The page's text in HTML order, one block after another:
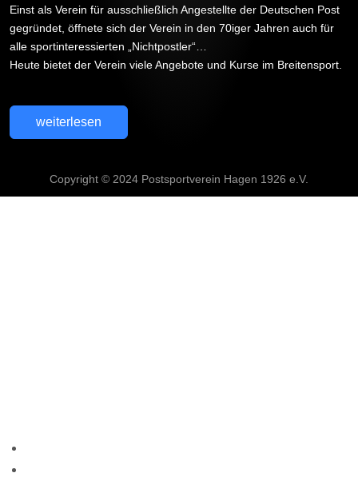
Einst als Verein für ausschließlich Angestellte der Deutschen Post
gegründet, öffnete sich der Verein in den 70iger Jahren auch für
alle sportinteressierten „Nichtpostler“…
Heute bietet der Verein viele Angebote und Kurse im Breitensport.
weiterlesen
Copyright © 2024 Postsportverein Hagen 1926 e.V.